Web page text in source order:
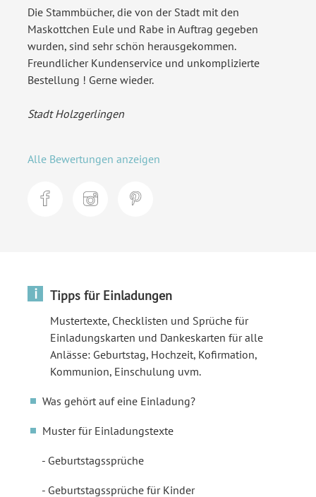
Die Stammbücher, die von der Stadt mit den
Maskottchen Eule und Rabe in Auftrag gegeben
wurden, sind sehr schön herausgekommen.
Freundlicher Kundenservice und unkomplizierte
Bestellung ! Gerne wieder.
Stadt Holzgerlingen
Alle Bewertungen anzeigen
i Tipps für Einladungen
Mustertexte, Checklisten und Sprüche für
Einladungskarten und Dankeskarten für alle
Anlässe: Geburtstag, Hochzeit, Kofirmation,
Kommunion, Einschulung uvm.
Was gehört auf eine Einladung?
Muster für Einladungstexte
Geburtstagssprüche
Geburtstagssprüche für Kinder